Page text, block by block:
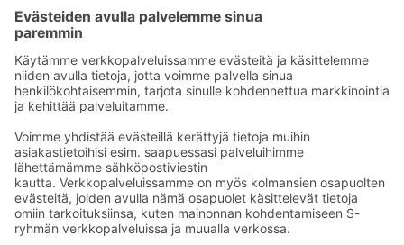
Kaup­pa­kes­kus
Ma-pe
9–20
La
9–19
Su
11–18